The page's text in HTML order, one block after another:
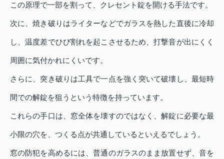
この原理で一部を割って、クレセント錠を開ける手法です。
次に、焼き破りはライターなどでガラスを熱した直後に冷却
し、温度差でひび割れを起こさせるため、打撃音が出にくく
周囲に気付かれにくいです。
さらに、突き破りは工具で一点を強く突いて破壊し、最短時
間での解錠を狙うという特徴を持っています。
これらの手口は、窓全体を壊すのではなく、解錠に必要な最
小限の穴を、つくる点が共通しているといえるでしょう。
窓の防犯を高めるには、普通のガラスのまま放置せず、音を